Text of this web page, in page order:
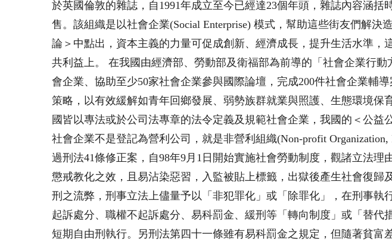
於英國倫敦的雜誌，自1991年成立至今已經達23個年頭，雜誌內容涵
售。該組織是以社會企業(Social Enterprise) 模式，幫助這些街友們解
論＞中點出，資本主義的力量可促成創新、經濟成長，提升生活水準
共利益上。 在我國由經濟部、勞動部及衛福部為前導的「社會企業行
會企業、協助至少50家社會企業參與國際論壇，完成200件社會企業輔
策略，以有效緩解如青年回鄉發展、弱勢族群就業與照護、生態環境
國皆以專法或於公司法專章的法令定義及規範社會企業，我國的＜公
社會企業不是登記為營利公司，就是非營利組織(Non-profit
過刑法41條修正案，自98年9月1日開始實施社會勞動制度，觀諸立法
懲戒教化之效，且易沾染惡習，入監被貼上標籤，出獄後產生社會復
刑之流弊，刑事立法上儘量予以「非犯罪化」或「除罪化」，在刑事
起訴處分、職權不起訴處分、易科罰金、緩刑等「轉向制度」或「替
短期自由刑執行。另刑法第四十一條雖有易科罰金之規定，但隨著貧